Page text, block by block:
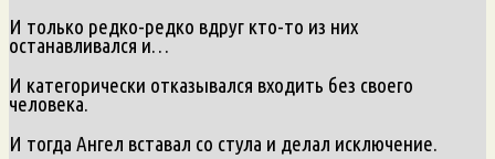
И только редко-редко вдруг кто-то из них
останавливался и…
И категорически отказывался входить без своего
человека.
И тогда Ангел вставал со стула и делал исключение.